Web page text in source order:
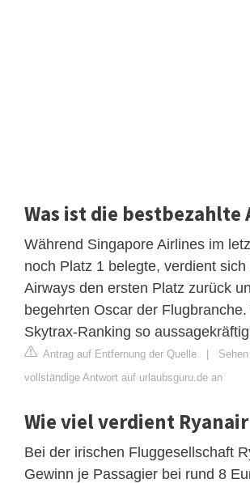
Was ist die bestbezahlte
Während Singapore Airlines im
noch Platz 1 belegte, verdient
Airways den ersten Platz zurück
begehrten Oscar der
Skytrax-Ranking so
Antrag auf Entfernung der Quelle |
vollständige Antwort auf urlaubsguru.de an
Wie viel verdient
Bei der irischen Fluggesellschaft
Gewinn je Passagier bei rund 8